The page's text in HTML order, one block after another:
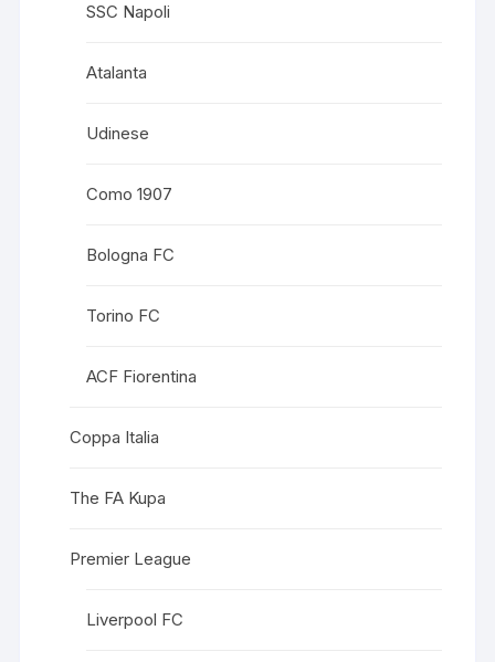
SSC Napoli
Atalanta
Udinese
Como 1907
Bologna FC
Torino FC
ACF Fiorentina
Coppa Italia
The FA Kupa
Premier League
Liverpool FC